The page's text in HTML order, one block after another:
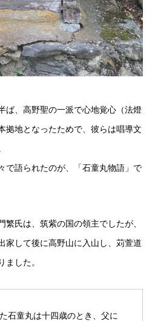
ば、高野聖の一派で心地覚心（法燈
拠地となったためで、彼らは唱導文
で語られたのが、「石童丸物語」で
氏は、筑紫の国の領主でしたが、
家して後に高野山に入山し、苅萱道
ました。
石童丸は十四歳のとき、父に